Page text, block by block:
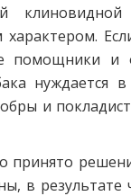
помощники и
нуждается в
и
принято
в результате